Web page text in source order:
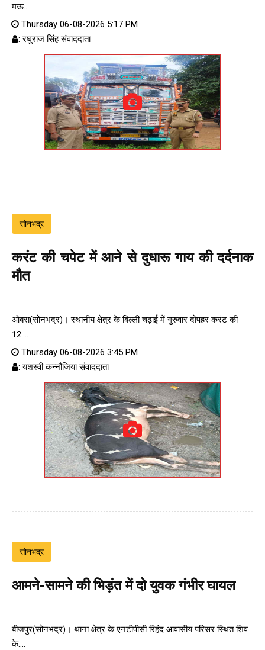
मऊ....
Thursday 06-08-2026 5:17 PM
: रघुराज सिंह संवाददाता
सोनभद्र
करंट की चपेट में आने से दुधारू गाय की दर्दनाक
मौत
ओबरा(सोनभद्र)। स्थानीय क्षेत्र के बिल्ली चढ़ाई में गुरुवार दोपहर करंट की
12....
Thursday 06-08-2026 3:45 PM
: यशस्वी कन्नौजिया संवाददाता
सोनभद्र
आमने-सामने की भिड़ंत में दो युवक गंभीर घायल
बीजपुर(सोनभद्र)। थाना क्षेत्र के एनटीपीसी रिहंद आवासीय परिसर स्थित शिव
के....